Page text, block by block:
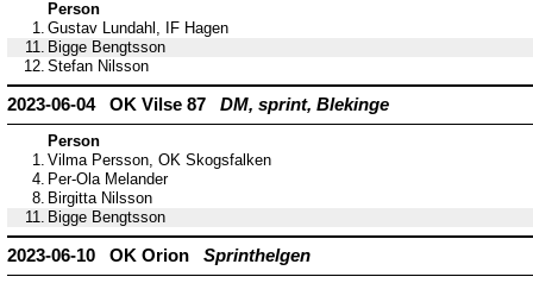
Person
1. Gustav Lundahl, IF Hagen
11. Bigge Bengtsson
12. Stefan Nilsson
2023-06-04 OK Vilse 87 DM, sprint, Blekinge
Person
1. Vilma Persson, OK Skogsfalken
4. Per-Ola Melander
8. Birgitta Nilsson
11. Bigge Bengtsson
2023-06-10 OK Orion Sprinthelgen